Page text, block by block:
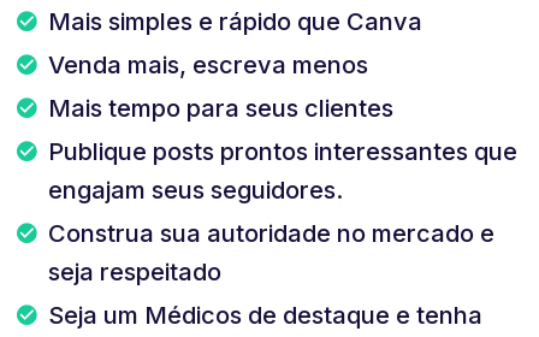
Mais simples e rápido que Canva
Venda mais, escreva menos
Mais tempo para seus clientes
Publique posts prontos interessantes que
engajam seus seguidores.
Construa sua autoridade no mercado e
seja respeitado
Seja um Médicos de destaque e tenha